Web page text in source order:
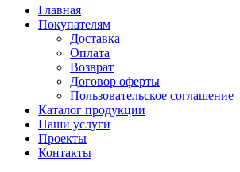
Главная
Покупателям
Доставка
Оплата
Возврат
Договор оферты
Пользовательское соглашение
Каталог продукции
Наши услуги
Проекты
Контакты